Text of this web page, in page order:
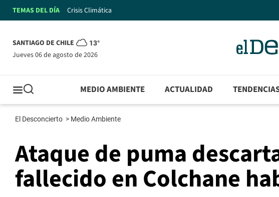
TEMAS DEL DÍA Crisis Climática
SANTIAGO DE CHILE 13°
jueves 06 de agosto de 2026
MEDIO AMBIENTE ACTUALIDAD
El Desconcierto > Medio Ambiente
Ataque de puma
fallecido en Colchane